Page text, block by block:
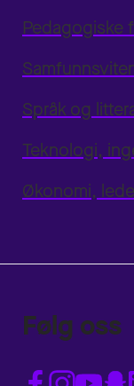
Pedagogiske
Språk og
Teknologi,
Økonomi,
Følg oss